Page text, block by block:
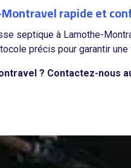
rapide et
septique à Lamothe-
précis pour garantir une
? Contactez-nous